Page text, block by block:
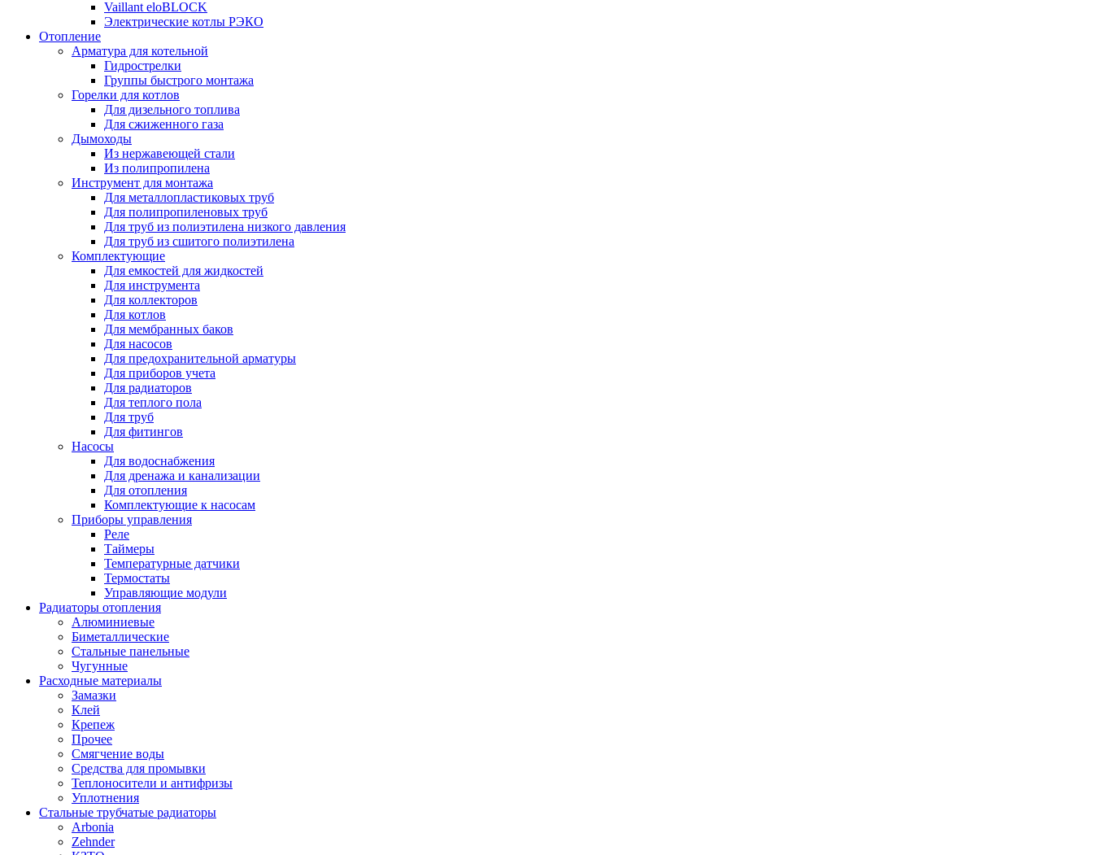
Vaillant eloBLOCK
Электрические котлы РЭКО
Отопление
Арматура для котельной
Гидрострелки
Группы быстрого монтажа
Горелки для котлов
Для дизельного топлива
Для сжиженного газа
Дымоходы
Из нержавеющей стали
Из полипропилена
Инструмент для монтажа
Для металлопластиковых труб
Для полипропиленовых труб
Для труб из полиэтилена низкого давления
Для труб из сшитого полиэтилена
Комплектующие
Для емкостей для жидкостей
Для инструмента
Для коллекторов
Для котлов
Для мембранных баков
Для насосов
Для предохранительной арматуры
Для приборов учета
Для радиаторов
Для теплого пола
Для труб
Для фитингов
Насосы
Для водоснабжения
Для дренажа и канализации
Для отопления
Комплектующие к насосам
Приборы управления
Реле
Таймеры
Температурные датчики
Термостаты
Управляющие модули
Радиаторы отопления
Алюминиевые
Биметаллические
Стальные панельные
Чугунные
Расходные материалы
Замазки
Клей
Крепеж
Прочее
Смягчение воды
Средства для промывки
Теплоносители и антифризы
Уплотнения
Стальные трубчатые радиаторы
Arbonia
Zehnder